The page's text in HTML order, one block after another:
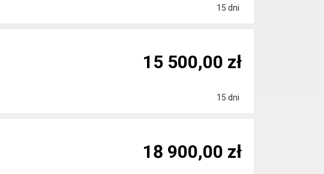
15 dni
15 dni
15 500,00 zł
18 900,00 zł